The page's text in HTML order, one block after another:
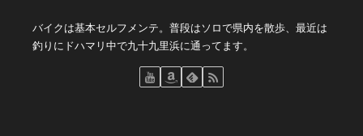
バイクは基本セルフメンテ。普段はソロで県内を散歩、最近は
釣りにドハマリ中で九十九里浜に通ってます。